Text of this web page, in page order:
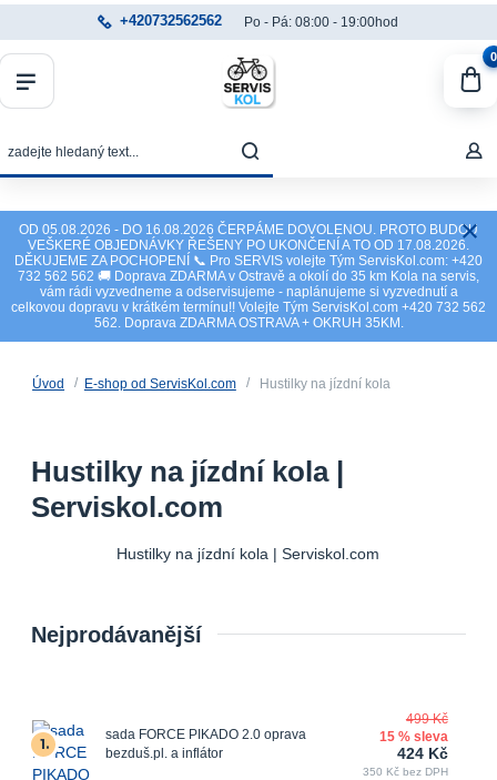
OD 05.08.2026 - DO 16.08.2026 ČERPÁME DOVOLENOU. PROTO BUDOU
VEŠKERÉ OBJEDNÁVKY ŘEŠENY PO UKONČENÍ A TO OD 17.08.2026.
DĚKUJEME ZA POCHOPENÍ 📞 Pro SERVIS volejte Tým ServisKol.com: +420
732 562 562 🚚 Doprava ZDARMA v Ostravě a okolí do 35 km Kola na servis,
vám rádi vyzvedneme a odservisujeme - naplánujeme si vyzvednutí a
celkovou dopravu v krátkém termínu!! Volejte Tým ServisKol.com +420 732 562
562. Doprava ZDARMA OSTRAVA + OKRUH 35KM.
+420732562562 Po - Pá: 08:00 - 19:00hod
0
Úvod E-shop od ServisKol.com Hustilky na jízdní kola
Hustilky na jízdní kola |
Serviskol.com
Hustilky na jízdní kola | Serviskol.com
Nejprodávanější
1.
sada FORCE PIKADO 2.0 oprava
bezduš.pl. a inflátor
499 Kč
15 % sleva
424 Kč
350 Kč bez DPH